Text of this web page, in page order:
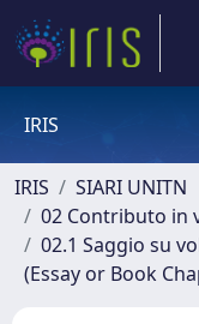
IRIS
IRIS
SIARI UNITN
02 Contributo in
02.1 Saggio su
(Essay or Book